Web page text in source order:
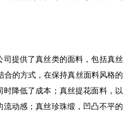
提供了真丝类的面料，包括真
的方式，在保持真丝面料风格的
降低了成本；真丝提花面料，
动感；真丝珍珠缎，凹凸不平